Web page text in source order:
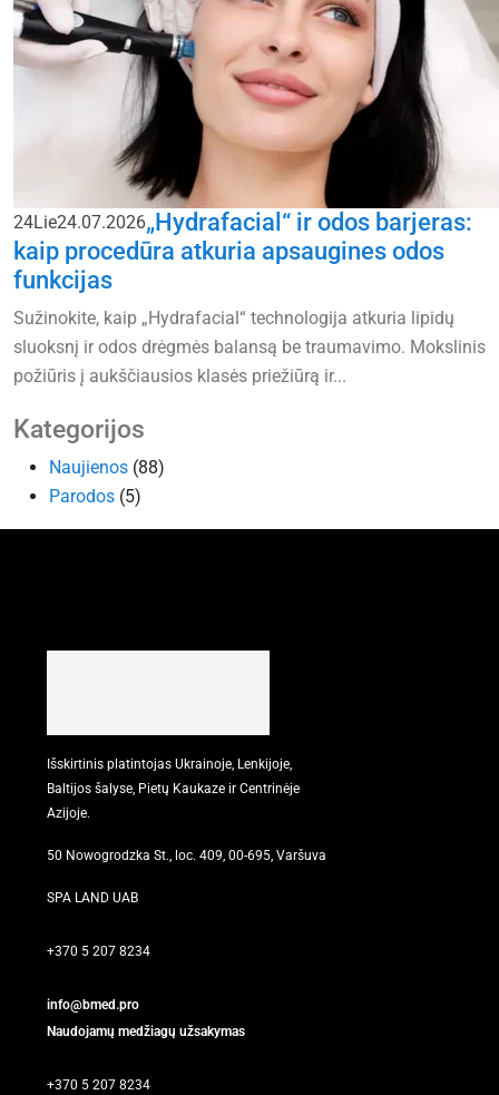
24Lie24.07.2026„Hydrafacial“ ir odos barjeras:
kaip procedūra atkuria apsaugines odos
funkcijas
Sužinokite, kaip „Hydrafacial“ technologija atkuria lipidų
sluoksnį ir odos drėgmės balansą be traumavimo. Mokslinis
požiūris į aukščiausios klasės priežiūrą ir...
Kategorijos
Naujienos (88)
Parodos (5)
Išskirtinis platintojas Ukrainoje, Lenkijoje,
Baltijos šalyse, Pietų Kaukaze ir Centrinėje
Azijoje.
50 Nowogrodzka St., loc. 409, 00-695, Varšuva
SPA LAND UAB
+370 5 207 8234
info@bmed.pro
Naudojamų medžiagų užsakymas
+370 5 207 8234